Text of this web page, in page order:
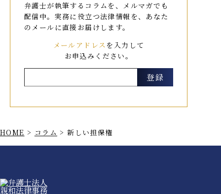
弁護士が執筆するコラムを、メルマガでも
配信中。 実務に役立つ法律情報を、あなた
のメールに直接お届けします。
メールアドレス を入力して
お申込みください。
HOME > コラム >新しい担保権